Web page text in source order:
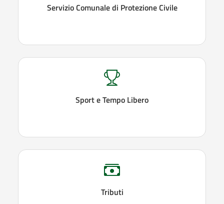
Servizio Comunale di Protezione Civile
Sport e Tempo Libero
Tributi